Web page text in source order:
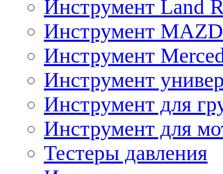
Инструмент Land
Инструмент
Инструмент
Инструмент
Инструмент для
Инструмент для
Тестеры давления